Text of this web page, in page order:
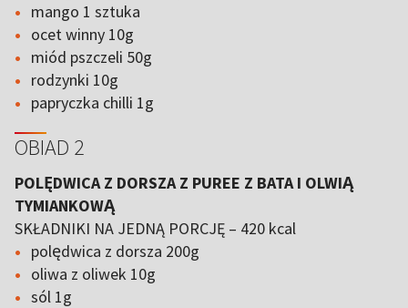
mango 1 sztuka
ocet winny 10g
miód pszczeli 50g
rodzynki 10g
papryczka chilli 1g
OBIAD 2
POLĘDWICA Z DORSZA Z PUREE Z BATA I OLWIĄ
TYMIANKOWĄ
SKŁADNIKI NA JEDNĄ PORCJĘ – 420 kcal
polędwica z dorsza 200g
oliwa z oliwek 10g
sól 1g